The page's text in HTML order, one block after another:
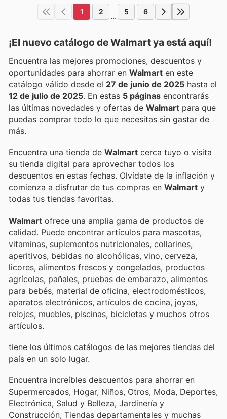
1 2 ... 5 6
¡El nuevo catálogo deWalmartya está aquí!
Encuentra las mejores promociones, descuentos y
oportunidades para ahorrar en Walmart en este
catálogo válido desde el 27 de junio de 2025 hasta el
12 de julio de 2025 . En estas 5 páginas encontrarás
las últimas novedades y ofertas de Walmart para que
puedas comprar todo lo que necesitas sin gastar de
más.
Encuentra una tienda de Walmart cerca tuyo o visita
su tienda digital para aprovechar todos los
descuentos en estas fechas. Olvídate de la inflación y
comienza a disfrutar de tus compras en Walmart y
todas tus tiendas favoritas.
Walmart ofrece una amplia gama de productos de
calidad. Puede encontrar artículos para mascotas,
vitaminas, suplementos nutricionales, collarines,
aperitivos, bebidas no alcohólicas, vino, cerveza,
licores, alimentos frescos y congelados, productos
agrícolas, pañales, pruebas de embarazo, alimentos
para bebés, material de oficina, electrodomésticos,
aparatos electrónicos, artículos de cocina, joyas,
relojes, muebles, piscinas, bicicletas y muchos otros
artículos.
tiene los últimos catálogos de las mejores tiendas del
país en un solo lugar.
Encuentra increíbles descuentos para ahorrar en
Supermercados, Hogar, Niños, Otros, Moda, Deportes,
Electrónica, Salud y Belleza, Jardinería y
Construcción, Tiendas departamentales y muchas